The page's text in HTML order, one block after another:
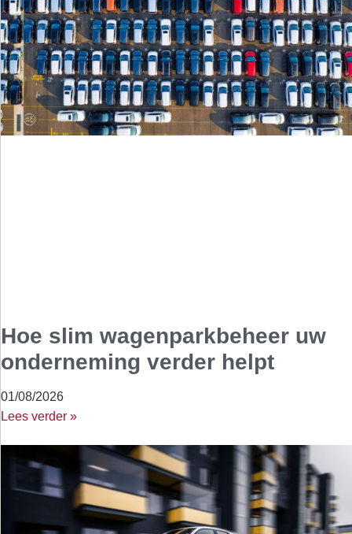
Hoe slim wagenparkbeheer uw
onderneming verder helpt
01/08/2026
Lees verder »